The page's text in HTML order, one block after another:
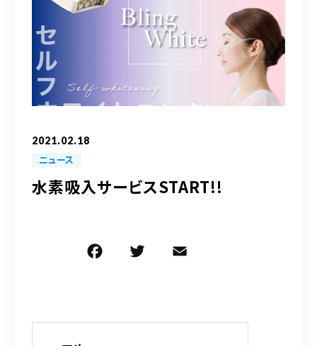
2021.02.18
ニュース
水素吸入サービスSTART!!
e te l
ACCESS
Q & A